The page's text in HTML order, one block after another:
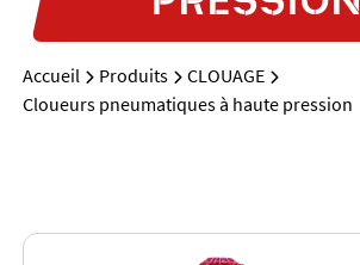
Accueil Produits
CLOUAGE
Cloueurs pneumatiques à haute pression